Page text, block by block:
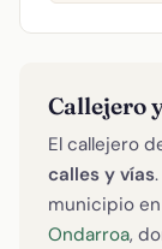
Callejero
El callejero
calles y vías
municipio
Ondarroa,